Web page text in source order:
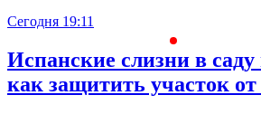
Сегодня 19:11
Испанские слизни в саду
как защитить участок от